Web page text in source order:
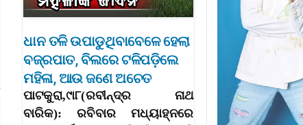
ଧାନ ତଳି ଉପାଡୁଥିବାବେଳେ ହେଲା
ବଜ୍ରପାତ, ବିଲରେ ଟଳିପଡ଼ିଲେ
ମହିଳା, ଆଉ ଜଣେ ଅଚେତ
ପାଟକୁରା,୯ା୮(ରବୀନ୍ଦ୍ର ନାଥ
ବାରିକ): ରବିବାର ମଧ୍ୟାହ୍ନରେ